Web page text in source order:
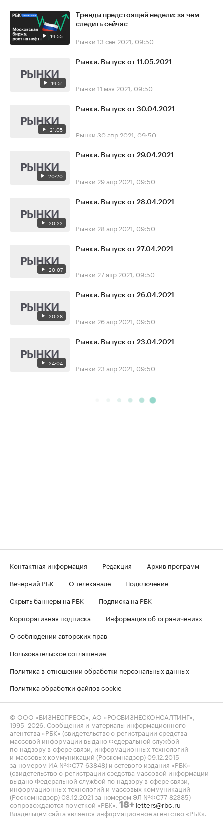
19:55
Тренды предстоящей недели: за чем
следить сейчас
Рынки 13 сен 2021, 09:50
19:51
Рынки. Выпуск от 11.05.2021
Рынки 11 мая 2021, 09:50
21:05
Рынки. Выпуск от 30.04.2021
Рынки 30 апр 2021, 09:50
20:20
Рынки. Выпуск от 29.04.2021
Рынки 29 апр 2021, 09:50
20:22
Рынки. Выпуск от 28.04.2021
Рынки 28 апр 2021, 09:50
20:07
Рынки. Выпуск от 27.04.2021
Рынки 27 апр 2021, 09:50
20:28
Рынки. Выпуск от 26.04.2021
Рынки 26 апр 2021, 09:50
24:04
Рынки. Выпуск от 23.04.2021
Рынки 23 апр 2021, 09:50
Контактная информация Редакция
Архив программ
Вечерний РБК
О телеканале
Подключение
Скрыть баннеры на РБК
Подписка на РБК
Корпоративная подписка
Информация об ограничениях
О соблюдении авторских прав
Пользовательское соглашение
Политика в отношении обработки персональных данных
Политика обработки файлов cookie
© ООО «БИЗНЕСПРЕСС», АО «РОСБИЗНЕСКОНСАЛТИНГ»,
1995–2026 . Сообщения и материалы информационного
агентства «РБК» (свидетельство о регистрации средства
массовой информации выдано Федеральной службой
по надзору в сфере связи, информационных технологий
и массовых коммуникаций (Роскомнадзор) 09.12.2015
за номером ИА №ФС77-63848) и сетевого издания «РБК»
(свидетельство о регистрации средства массовой информации
выдано Федеральной службой по надзору в сфере связи,
информационных технологий и массовых коммуникаций
(Роскомнадзор) 03.12.2021 за номером ЭЛ №ФС77-82385)
сопровождаются пометкой «РБК». 18+ letters@rbc.ru
Владельцем сайта является информационное агентство «РБК».